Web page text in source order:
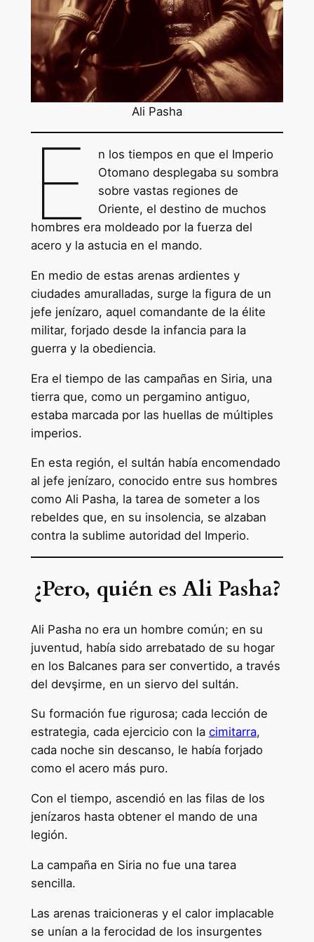
Ali Pasha
E
n los tiempos en que el Imperio
Otomano desplegaba su sombra
sobre vastas regiones de
Oriente, el destino de muchos
hombres era moldeado por la fuerza del
acero y la astucia en el mando.
En medio de estas arenas ardientes y
ciudades amuralladas, surge la figura de un
jefe jenízaro, aquel comandante de la élite
militar, forjado desde la infancia para la
guerra y la obediencia.
Era el tiempo de las campañas en Siria, una
tierra que, como un pergamino antiguo,
estaba marcada por las huellas de múltiples
imperios.
En esta región, el sultán había encomendado
al jefe jenízaro, conocido entre sus hombres
como Ali Pasha, la tarea de someter a los
rebeldes que, en su insolencia, se alzaban
contra la sublime autoridad del Imperio.
¿Pero, quién es Ali Pasha?
Ali Pasha no era un hombre común; en su
juventud, había sido arrebatado de su hogar
en los Balcanes para ser convertido, a través
del devşirme, en un siervo del sultán.
Su formación fue rigurosa; cada lección de
estrategia, cada ejercicio con la cimitarra,
cada noche sin descanso, le había forjado
como el acero más puro.
Con el tiempo, ascendió en las filas de los
jenízaros hasta obtener el mando de una
legión.
La campaña en Siria no fue una tarea
sencilla.
Las arenas traicioneras y el calor implacable
se unían a la ferocidad de los insurgentes